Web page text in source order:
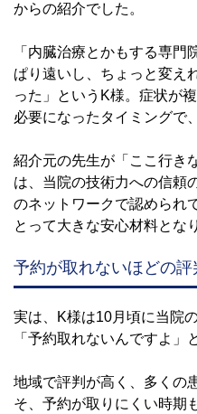
からの紹介でした。
「内臓治療とかもする専門
ぱり遠いし、ちょっと変え
った」というK様。症状が
必要になったタイミングで
紹介元の先生が「ここ行き
は、当院の技術力への信頼
のネットワークで認められ
とって大きな安心材料とな
予約が取れないほどの評
実は、K様は10月頃に当院
「予約取れないんですよ」
地域で評判が高く、多くの
そ、予約が取りにくい時期